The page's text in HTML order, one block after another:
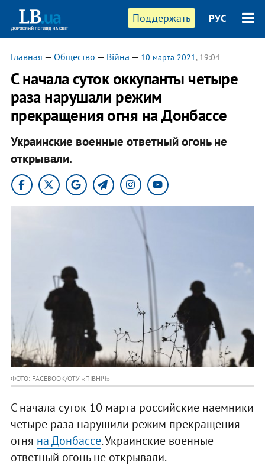
Поддержать РУС
Главная — Общество — Війна — 10 марта 2021, 19:04
С начала суток оккупанты четыре
раза нарушали режим
прекращения огня на Донбассе
Украинские военные ответный огонь не
открывали.
ФОТО: FACEBOOK/ОТУ «ПІВНІЧ»
С начала суток 10 марта российские наемники
четыре раза нарушили режим прекращения
огня на Донбассе. Украинские военные
ответный огонь не открывали.